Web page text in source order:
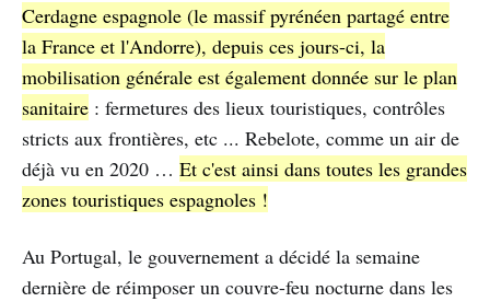
Cerdagne espagnole (le massif pyrénéen partagé entre
la France et l'Andorre), depuis ces jours-ci, la
mobilisation générale est également donnée sur le plan
sanitaire : fermetures des lieux touristiques, contrôles
stricts aux frontières, etc ... Rebelote, comme un air de
déjà vu en 2020 … Et c'est ainsi dans toutes les grandes
zones touristiques espagnoles !
Au Portugal, le gouvernement a décidé la semaine
dernière de réimposer un couvre-feu nocturne dans les